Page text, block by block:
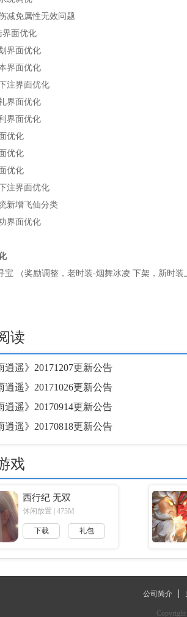
减免属性无效问题
界面优化
界面优化
界面优化
注界面优化
界面优化
界面优化
优化
优化
优化
注界面优化
新增飞仙分类
界面优化
宝 （奖励调整，老时装-烟舞冰凌 下架，新时装
读
逍遥》20171207更新公告
逍遥》20171026更新公告
逍遥》20170914更新公告
逍遥》20170818更新公告
戏
西行纪 无双
休闲放置 | 475M
下载 礼包
公司简介
Copyright